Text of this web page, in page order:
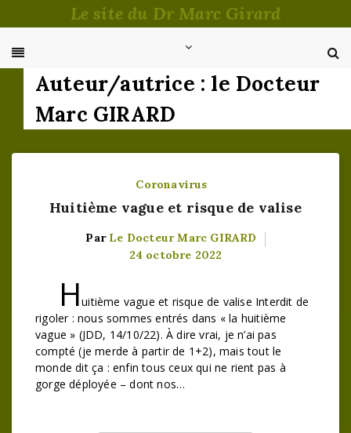
au
Le site du Dr Marc Girard
Auteur/autrice : le Docteur
Marc GIRARD
Coronavirus
Huitième vague et risque de valise
Par Le Docteur Marc GIRARD
24 octobre 2022
Huitième vague et risque de valise Interdit de
rigoler : nous sommes entrés dans « la huitième
vague » (JDD, 14/10/22). À dire vrai, je n’ai pas
compté (je merde à partir de 1+2), mais tout le
monde dit ça : enfin tous ceux qui ne rient pas à
gorge déployée – dont nos…